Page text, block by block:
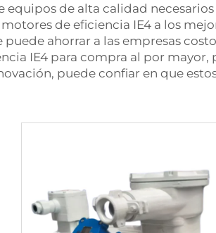
de alta calidad necesarios
de eficiencia IE4 a los
ahorrar a las empresas
IE4 para compra al por mayor,
puede confiar en que